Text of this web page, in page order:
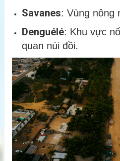
Savanes: Vùng nông
Denguélé: Khu vực
quan núi đồi.